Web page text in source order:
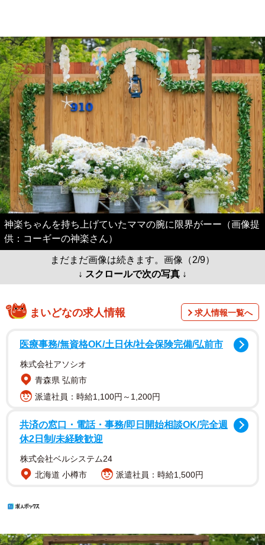
神楽ちゃんを持ち上げていたママの腕に限界がーー（画像提
供：コーギーの神楽さん）
まだまだ画像は続きます。画像（2/9）
↓ スクロールで次の写真 ↓
まいどなの求人情報 求人情報一覧へ
医療事務/無資格OK/土日休/社会保険完備/弘前市
株式会社アソシオ
青森県 弘前市
派遣社員：時給1,100円～1,200円
共済の窓口・電話・事務/即日開始相談OK/完全週
休2日制/未経験歓迎
株式会社ベルシステム24
北海道 小樽市
派遣社員：時給1,500円